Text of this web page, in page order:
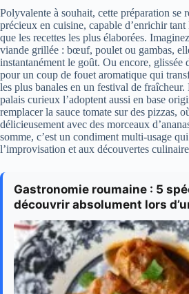
Polyvalente à souhait, cette préparation se
précieux en cuisine, capable d’enrichir tant
que les recettes les plus élaborées.
viande grillée : bœuf, poulet ou gambas,
instantanément le goût. Ou encore, glissée
pour un coup de fouet aromatique qui
les plus banales en un festival de
palais curieux l’adoptent aussi en base
remplacer la sauce tomate sur des pizzas,
délicieusement avec des morceaux
somme, c’est un condiment multi-usage
l’improvisation et aux découvertes
Gastronomie roumaine : 5
découvrir absolument lors